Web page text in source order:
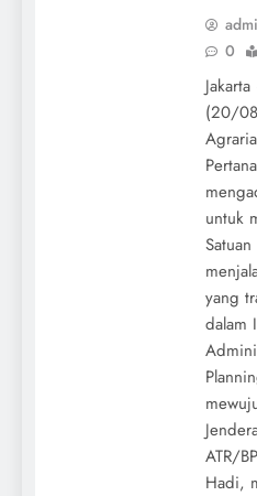
0
(20/
untuk
yang
dalam
ATR/
Hadi,